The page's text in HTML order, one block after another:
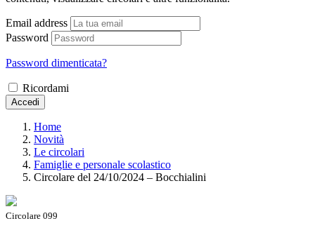
Email address
Password
Password dimenticata?
Ricordami
Accedi
Home
Novità
Le circolari
Famiglie e personale scolastico
Circolare del 24/10/2024 – Bocchialini
Circolare 099